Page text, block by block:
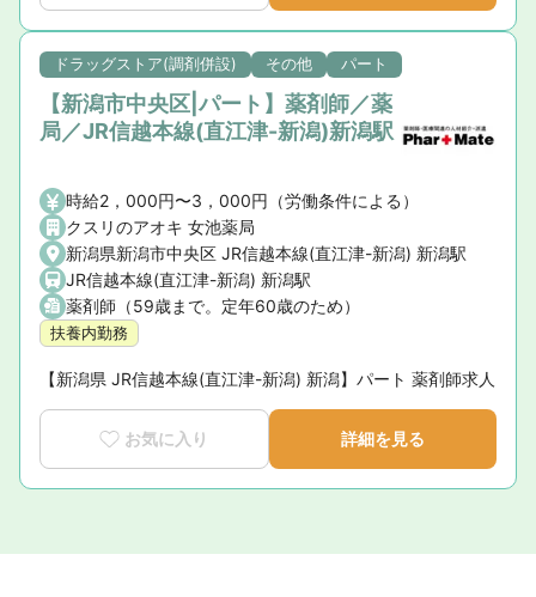
ドラッグストア(調剤併設) その他 パート
【新潟市中央区|パート】薬剤師／薬
局／JR信越本線(直江津-新潟)新潟駅
時給2，000円〜3，000円（労働条件による）
クスリのアオキ 女池薬局
新潟県新潟市中央区 JR信越本線(直江津-新潟) 新潟駅
JR信越本線(直江津-新潟) 新潟駅
薬剤師（59歳まで。定年60歳のため）
扶養内勤務
【新潟県 JR信越本線(直江津-新潟) 新潟】パート 薬剤師求人
お気に入り 詳細を見る